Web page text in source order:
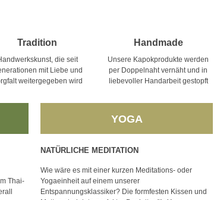
Tradition
die seit
mit Liebe und
weitergegeben wird
Handmade
Unsere Kapokprodukte werden
per Doppelnaht vernäht und in
liebevoller Handarbeit gestopft
Thai-
YOGA
NATÜRLICHE MEDITATION
Wie wäre es mit einer kurzen Meditations- oder
Yogaeinheit auf einem unserer
Entspannungsklassiker? Die formfesten Kissen und